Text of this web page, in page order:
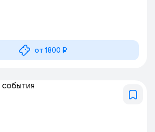
от 1800 ₽